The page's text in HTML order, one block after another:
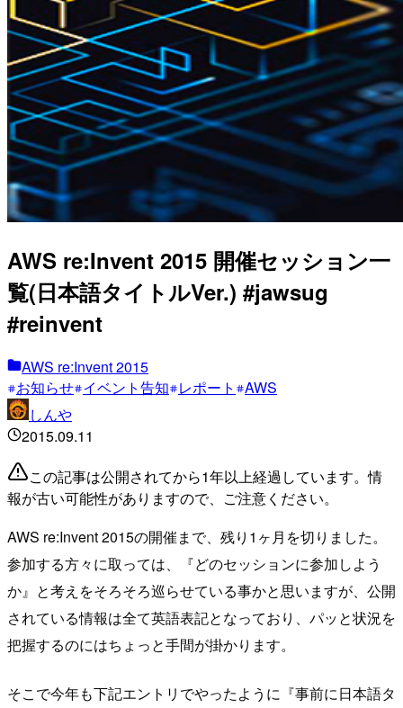
AWS re:Invent 2015 開催セッション一
覧(日本語タイトルVer.) #jawsug
#reinvent
AWS re:Invent 2015
お知らせ イベント告知 レポート
AWS
しんや
2015.09.11
この記事は公開されてから1年以上経過しています。情
報が古い可能性がありますので、ご注意ください。
AWS re:Invent 2015の開催まで、残り1ヶ月を切りました。
参加する方々に取っては、『どのセッションに参加しよう
か』と考えをそろそろ巡らせている事かと思いますが、公開
されている情報は全て英語表記となっており、パッと状況を
把握するのにはちょっと手間が掛かります。
そこで今年も下記エントリでやったように『事前に日本語タ